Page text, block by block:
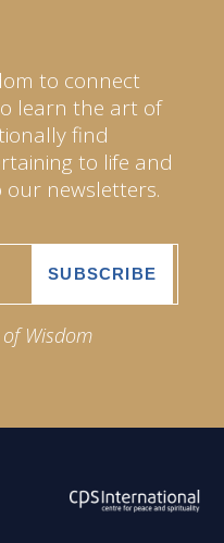
to connect
learn the art of
find
to life and
our newsletters.
Wisdom